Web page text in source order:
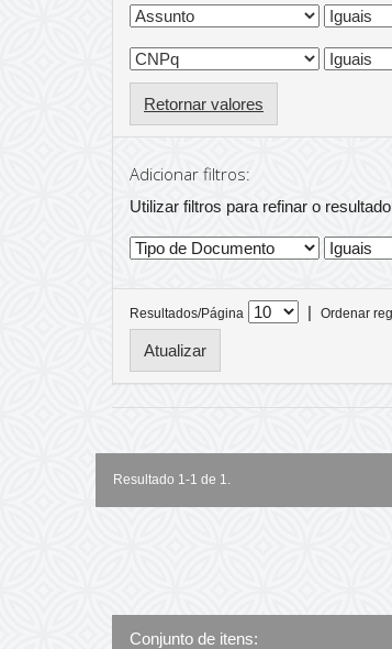
Retornar valores
Adicionar filtros:
Utilizar filtros para refinar o
Resultados/Página | Ordenar
Resultado 1-1 de 1.
Conjunto de itens: